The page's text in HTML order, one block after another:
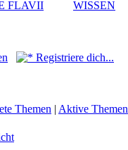
FLAVII WISSEN
Registriere dich...
Themen | Aktive Themen